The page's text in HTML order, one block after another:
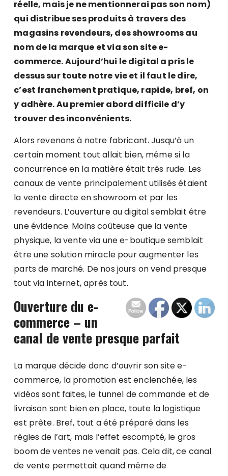
réelle, mais je ne mentionnerai pas son nom)
qui distribue ses produits à travers des
magasins revendeurs, des showrooms au
nom de la marque et via son site e-
commerce. Aujourd’hui le digital a pris le
dessus sur toute notre vie et il faut le dire,
c’est franchement pratique, rapide, bref, on
y adhère. Au premier abord difficile d’y
trouver des inconvénients.
Alors revenons à notre fabricant. Jusqu’à un
certain moment tout allait bien, même si la
concurrence en la matière était très rude. Les
canaux de vente principalement utilisés étaient
la vente directe en showroom et par les
revendeurs. L’ouverture au digital semblait être
une évidence. Moins coûteuse que la vente
physique, la vente via une e-boutique semblait
être une solution miracle pour augmenter les
parts de marché. De nos jours on vend presque
tout via internet, après tout.
Ouverture du e-
commerce – un
canal de vente presque parfait
La marque décide donc d’ouvrir son site e-
commerce, la promotion est enclenchée, les
vidéos sont faites, le tunnel de commande et de
livraison sont bien en place, toute la logistique
est prête. Bref, tout a été préparé dans les
règles de l’art, mais l’effet escompté, le gros
boom de ventes ne venait pas. Cela dit, ce canal
de vente permettait quand même de